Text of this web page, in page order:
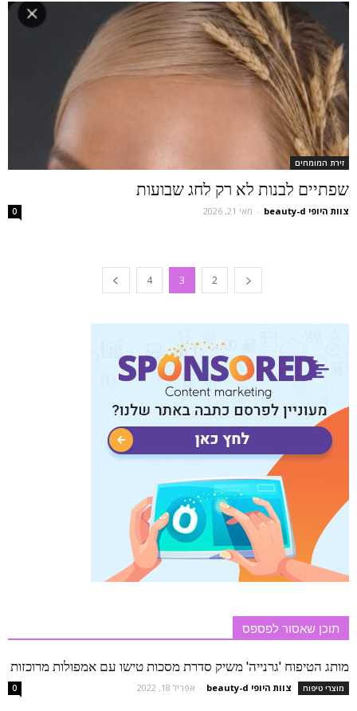
זירת המומחים
שפתיים לבנות לא רק לחג שבועות
צוות היופי beauty-d - מאי 21, 2026 0
2
3
4
תוכן שאסור לפספס
מותג הטיפוח 'גרנייה' משיק סדרת מסכות טישו עם אמפולות מרוכזות
מוצרי טיפוח צוות היופי beauty-d - אפריל 18, 2022 0